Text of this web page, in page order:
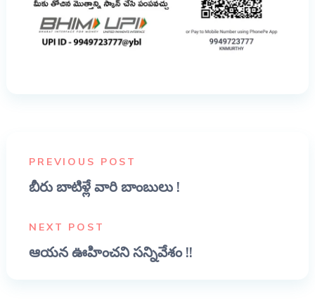
PREVIOUS POST
బీరు బాటిళ్లే వారి బాంబులు !
NEXT POST
ఆయన ఊహించని సన్నివేశం !!